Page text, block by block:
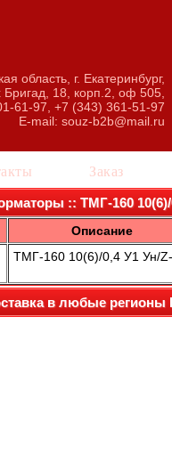
область, г. Екатеринбург,
18, корп.2, оф 505,
61-97, +7 (343) 361-51-97
E-mail: souz-b2b@mail.ru
Заказ
:: ТМГ-160 10(6)/
Описание
ТМГ-160 10(6)/0,4 У1 Ун/Z-
в любые регионы